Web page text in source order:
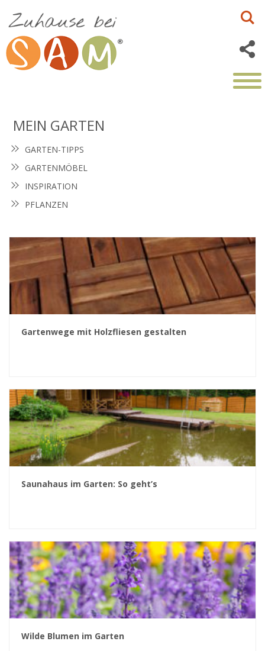
MEIN GARTEN
GARTEN-TIPPS
GARTENMÖBEL
INSPIRATION
PFLANZEN
Gartenwege mit Holzfliesen gestalten
Saunahaus im Garten: So geht’s
Wilde Blumen im Garten